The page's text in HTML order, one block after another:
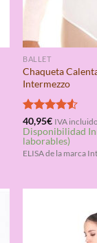
BALLET
Chaqueta
Intermezzo
Valorado
con4.50
de 5
40,95€ IVA incluido
Disponibilidad
laborables)
ELISA de la marca